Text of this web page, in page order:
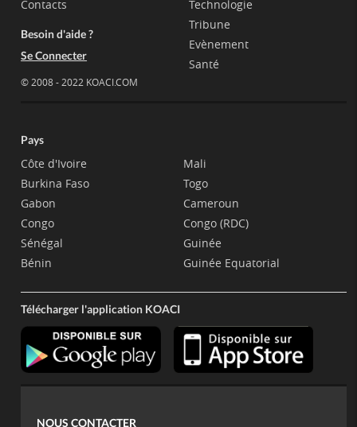
Contacts
Besoin d'aide ?
Se Connecter
© 2008 - 2022 KOACI.COM
Technologie
Tribune
Evènement
Santé
Pays
Côte d'Ivoire
Burkina Faso
Gabon
Congo
Sénégal
Bénin
Mali
Togo
Cameroun
Congo (RDC)
Guinée
Guinée Equatorial
Télécharger l'application KOACI
NOUS CONTACTER